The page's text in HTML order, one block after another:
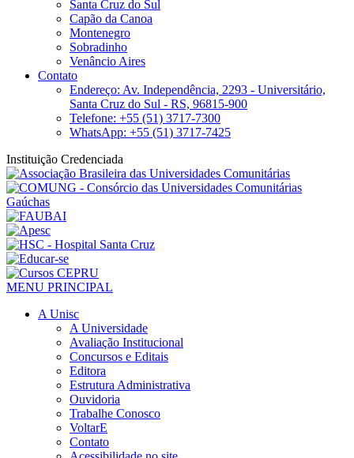
Santa Cruz do Sul
Capão da Canoa
Montenegro
Sobradinho
Venâncio Aires
Contato
Endereço: Av. Independência, 2293 - Universitário,
Santa Cruz do Sul - RS, 96815-900
Telefone: +55 (51) 3717-7300
WhatsApp: +55 (51) 3717-7425
Instituição Credenciada
MENU PRINCIPAL
A Unisc
A Universidade
Avaliação Institucional
Concursos e Editais
Editora
Estrutura Administrativa
Ouvidoria
Trabalhe Conosco
VoltarE
Contato